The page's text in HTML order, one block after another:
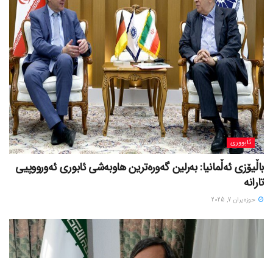
ئابووری
باڵیۆزی ئەڵمانیا: بەرلین گەورەترین هاوبەشی ئابوری ئەورووپیی
تارانە
حوزه‌یران 7, 2025